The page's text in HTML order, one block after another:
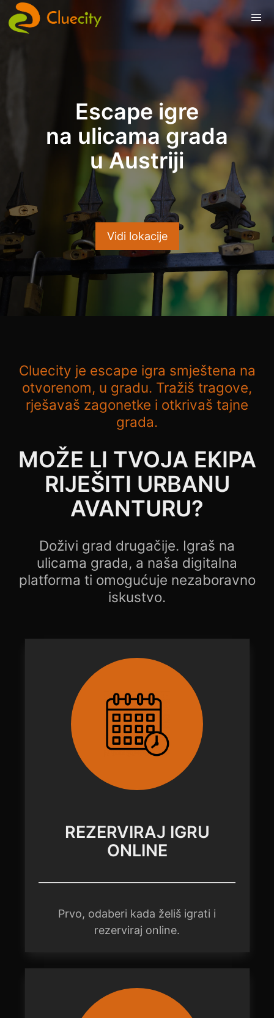
Escape igre
na ulicama grada
u Austriji
Vidi lokacije
Cluecity je escape igra smještena na
otvorenom, u gradu. Tražiš tragove,
rješavaš zagonetke i otkrivaš tajne
grada.
MOŽE LI TVOJA EKIPA
RIJEŠITI URBANU
AVANTURU?
Doživi grad drugačije. Igraš na
ulicama grada, a naša digitalna
platforma ti omogućuje nezaboravno
iskustvo.
REZERVIRAJ IGRU
ONLINE
Prvo, odaberi kada želiš igrati i
rezerviraj online.